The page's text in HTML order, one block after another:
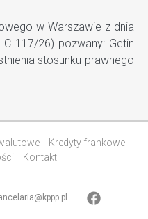
w Warszawie z dnia
117/26) pozwany: Getin
stosunku prawnego
Kredyty frankowe
Kontakt